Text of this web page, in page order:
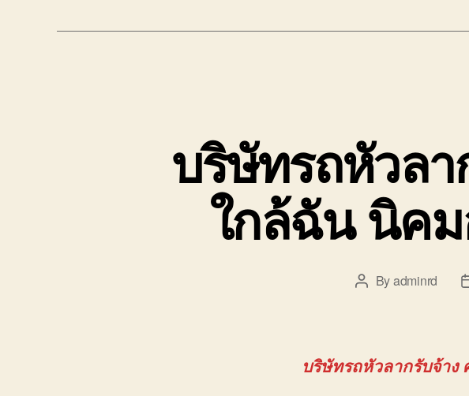
บริษัทรถหัวล
ใกล้ฉัน นิคม
Post
Byadminrd
บริษัทรถหัวลากรับจ้าง